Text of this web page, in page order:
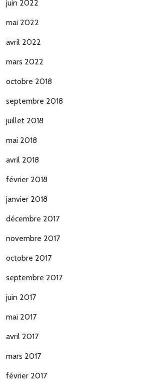
juin 2022
mai 2022
avril 2022
mars 2022
octobre 2018
septembre 2018
juillet 2018
mai 2018
avril 2018
février 2018
janvier 2018
décembre 2017
novembre 2017
octobre 2017
septembre 2017
juin 2017
mai 2017
avril 2017
mars 2017
février 2017